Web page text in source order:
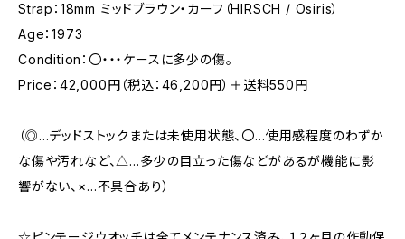
Strap：18mm ミッドブラウン・カーフ（HIRSCH / Osiris）
Age：1973
Condition：〇・・・ケースに多少の傷。
Price：42,000円（税込：46,200円）＋送料550円
（◎…デッドストックまたは未使用状態、〇…使用感程度のわずか
な傷や汚れなど、△…多少の目立った傷などがあるが機能に影
響がない、×…不具合あり）